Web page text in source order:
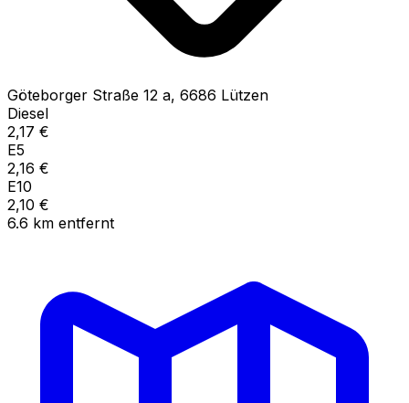
Göteborger Straße 12 a, 6686 Lützen
Diesel
2,17 €
E5
2,16 €
E10
2,10 €
6.6 km entfernt